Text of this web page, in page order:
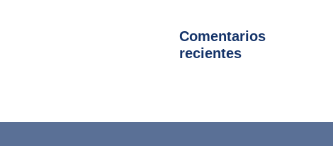
Comentarios
recientes